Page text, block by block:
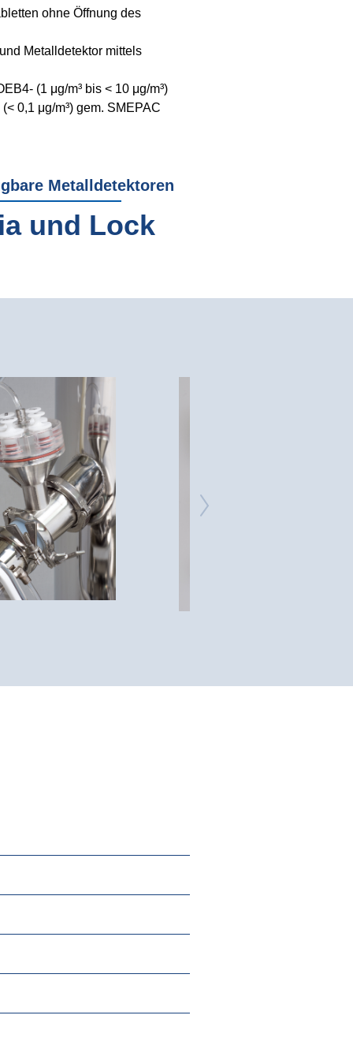
ohne Öffnung des
Metalldetektor mittels
(1 μg/m³ bis < 10 μg/m³)
0,1 μg/m³) gem. SMEPAC
Metalldetektoren